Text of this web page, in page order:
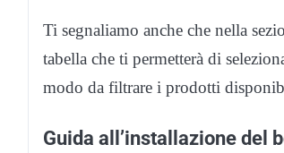
Ti segnaliamo anche che nella
tabella che ti permetterà di
modo da filtrare i prodotti
Guida all’installazione del